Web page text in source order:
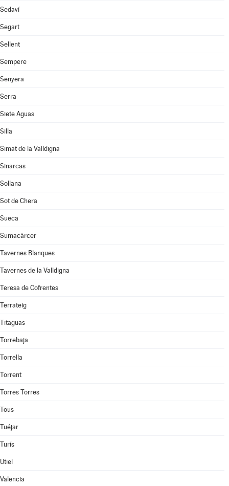
Sedaví
Segart
Sellent
Sempere
Senyera
Serra
Siete Aguas
Silla
Simat de la Valldigna
Sinarcas
Sollana
Sot de Chera
Sueca
Sumacàrcer
Tavernes Blanques
Tavernes de la Valldigna
Teresa de Cofrentes
Terrateig
Titaguas
Torrebaja
Torrella
Torrent
Torres Torres
Tous
Tuéjar
Turís
Utiel
Valencia